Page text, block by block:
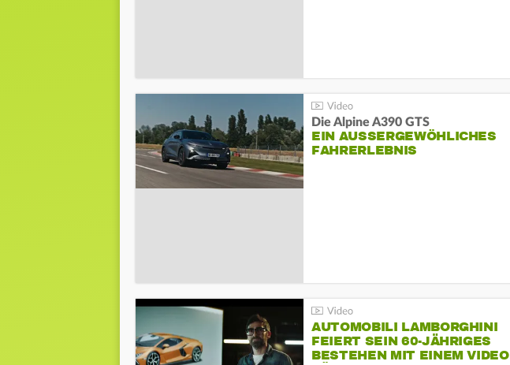
Die Alpine A390 GTS
EIN AUSSERGEWÖHLICHES F
AHRERLEBNIS
AUTOMOBILI LAMBORGHINI
FEIERT SEIN 60-JÄHRIGES
BESTEHEN MIT EINEM VIDEO